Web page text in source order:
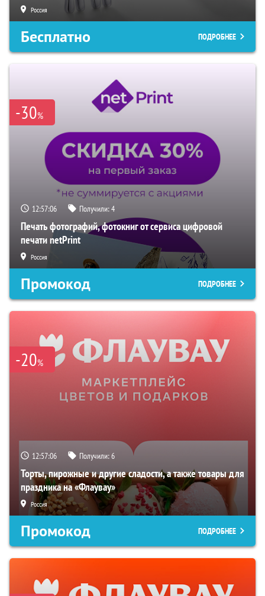
Россия
Бесплатно ПОДРОБНЕЕ
-30%
12:57:05 Получили:4
Печать фотографий, фотокниг от сервиса цифровой
печати netPrint
Россия
Промокод ПОДРОБНЕЕ
-20%
12:57:05 Получили:6
Торты, пирожные и другие сладости, а также товары для
праздника на «Флаувау»
Россия
Промокод ПОДРОБНЕЕ